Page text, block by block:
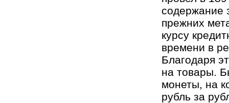
содержание
прежних
курсу
времени в
Благодаря
на товары.
монеты, на
рубль за